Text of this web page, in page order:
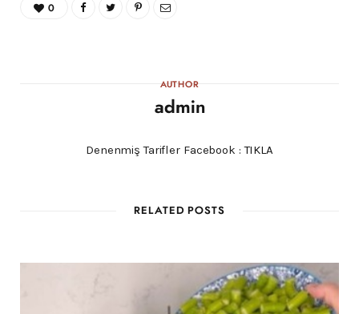
0
AUTHOR
admin
Denenmiş Tarifler Facebook :TIKLA
RELATED POSTS